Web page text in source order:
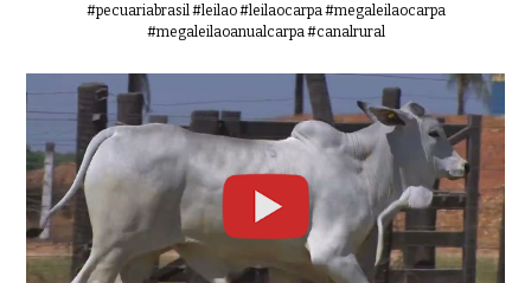
#pecuariabrasil #leilao #leilaocarpa #megaleilaocarpa
#megaleilaoanualcarpa #canalrural